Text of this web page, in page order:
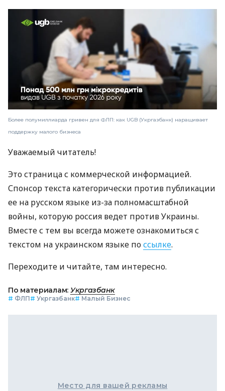
Более полумиллиарда гривен для ФЛП: как UGB (Укргазбанк) наращивает
поддержку малого бизнеса
Уважаемый читатель!
Это страница с коммерческой информацией.
Спонсор текста категорически против публикации
ее на русском языке из-за полномасштабной
войны, которую россия ведет против Украины.
Вместе с тем вы всегда можете ознакомиться с
текстом на украинском языке поссылке.
Переходите и читайте, там интересно.
По материалам: Укргазбанк
# ФЛП# Укргазбанк# Малый Бизнес
Место для вашей рекламы